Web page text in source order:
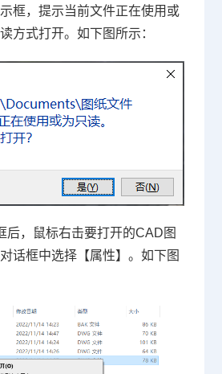
框，提示当前文件正在使用或
方式打开。如下图所示：
后，鼠标右击要打开的CAD图
话框中选择【属性】。如下图